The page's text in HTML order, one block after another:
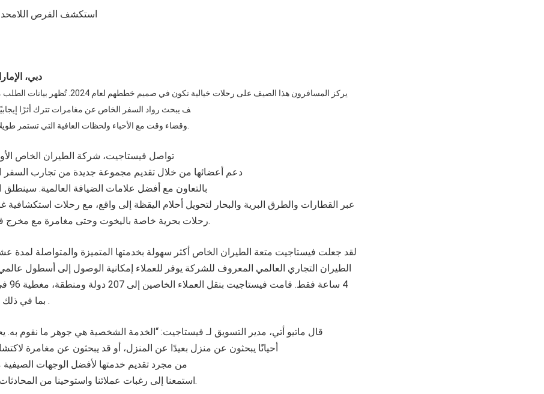
استكشف الفرص
دبي،
يركز المسافرون هذا الصيف على رحلات خيالية تكون في
ف يبحث رواد السفر الخاص عن مغامرات تترك أثرًا
تواصل فيستاجيت، شركة الطيران الخاص
دعم أعضائها من خلال تقديم مجموعة جديدة من تجارب
بالتعاون مع أفضل علامات الضيافة العالمية. سينطلق
عبر القطارات والطرق البرية والبحار لتحويل أحلام اليقظة إلى واقع، مع رحلات استكشافية
رحلات بحرية خاصة باليخوت وحتى مغامرة مع مخرج فيلم حائز على جوائز.
لقد جعلت فيستاجيت متعة الطيران الخاص أكثر سهولة بخدمتها المتميزة والمتواصلة لمدة
4
بما في ذلك أروع الأماكن للسفر.
قال ماتيو أتي، مدير التسويق لـ فيستاجيت: “الخدمة الشخصية هي جوهر ما نقوم به.
أحيانًا يبحثون عن منزل بعيدًا عن المنزل، أو قد يبحثون عن مغامرة
من مجرد تقديم خدمتها لأفضل الوجهات الصيفية
استمعنا إلى رغبات عملائنا واستوحينا من المحادثات التي أجريناها معهم.